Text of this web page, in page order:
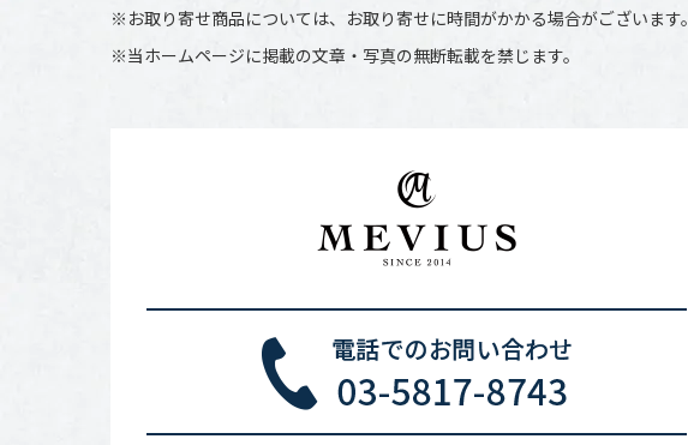
※お取り寄せ商品については、お取り寄せに時間がかかる場合がございます。
※当ホームページに掲載の文章・写真の無断転載を禁じます。